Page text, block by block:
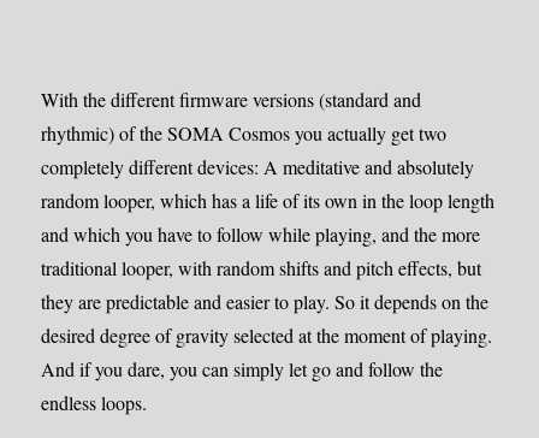
With the different firmware versions (standard and
rhythmic) of the SOMA Cosmos you actually get two
completely different devices: A meditative and absolutely
random looper, which has a life of its own in the loop length
and which you have to follow while playing, and the more
traditional looper, with random shifts and pitch effects, but
they are predictable and easier to play. So it depends on the
desired degree of gravity selected at the moment of playing.
And if you dare, you can simply let go and follow the
endless loops.